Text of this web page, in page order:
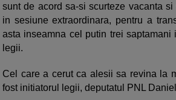
sunt de acord sa-si scurteze vacanta
in sesiune extraordinara, pentru a
asta inseamna cel putin trei saptamani
legii.
Cel care a cerut ca alesii sa revina la
fost initiatorul legii, deputatul PNL